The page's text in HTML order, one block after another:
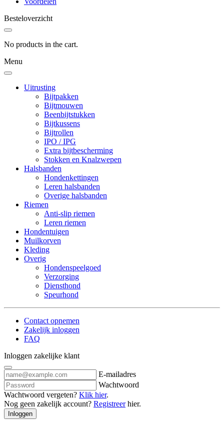
Besteloverzicht
No products in the cart.
Menu
Uitrusting
Bijtpakken
Bijtmouwen
Beenbijtstukken
Bijtkussens
Bijtrollen
IPO / IPG
Extra bijtbescherming
Stokken en Knalzwepen
Halsbanden
Hondenkettingen
Leren halsbanden
Overige halsbanden
Riemen
Anti-slip riemen
Leren riemen
Hondentuigen
Muilkorven
Kleding
Overig
Hondenspeelgoed
Verzorging
Diensthond
Speurhond
Contact opnemen
Zakelijk inloggen
FAQ
Inloggen zakelijke klant
E-mailadres
Wachtwoord
Wachtwoord vergeten? Klik hier.
Nog geen zakelijk account? Registreerhier.
Inloggen